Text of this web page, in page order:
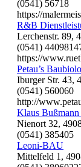
(0541) 56718
https://
R&B
Lerchenstr. 89,
(0541)
https://
Petau’s
Iburger Str. 43,
(0541) 560060
http://
Klaus
Nienort 32,
(0541) 385405
Leoni-BAU
Mittelfeld 1,